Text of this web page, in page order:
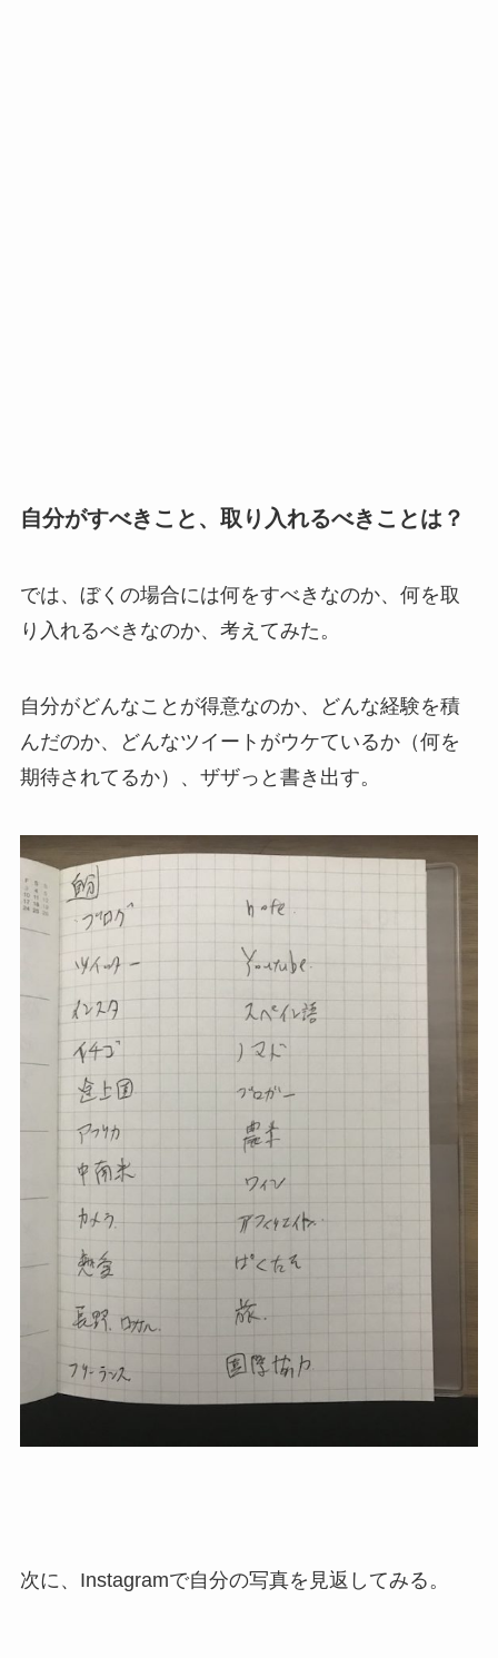
自分がすべきこと、取り入れるべきことは？
では、ぼくの場合には何をすべきなのか、何を取
り入れるべきなのか、考えてみた。
自分がどんなことが得意なのか、どんな経験を積
んだのか、どんなツイートがウケているか（何を
期待されてるか）、ザザっと書き出す。
次に、Instagramで自分の写真を見返してみる。